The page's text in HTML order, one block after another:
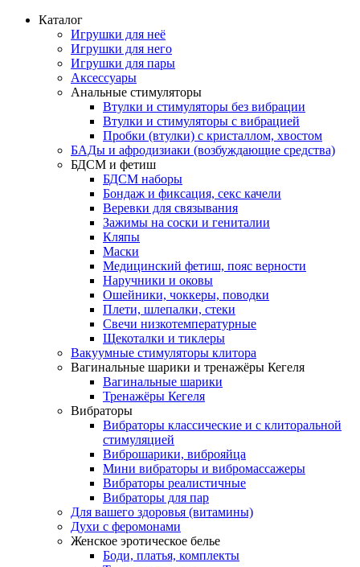
Каталог
Игрушки для неё
Игрушки для него
Игрушки для пары
Аксессуары
Анальные стимуляторы
Втулки и стимуляторы без вибрации
Втулки и стимуляторы с вибрацией
Пробки (втулки) с кристаллом, хвостом
БАДы и афродизиаки (возбуждающие средства)
БДСМ и фетиш
БДСМ наборы
Бондаж и фиксация, секс качели
Веревки для связывания
Зажимы на соски и гениталии
Кляпы
Маски
Медицинский фетиш, пояс верности
Наручники и оковы
Ошейники, чоккеры, поводки
Плети, шлепалки, стеки
Свечи низкотемпературные
Щекоталки и тиклеры
Вакуумные стимуляторы клитора
Вагинальные шарики и тренажёры Кегеля
Вагинальные шарики
Тренажёры Кегеля
Вибраторы
Вибраторы классические и с клиторальной
стимуляцией
Виброшарики, виброяйца
Мини вибраторы и вибромассажеры
Вибраторы реалистичные
Вибраторы для пар
Для вашего здоровья (витамины)
Духи с феромонами
Женское эротическое белье
Боди, платья, комплекты